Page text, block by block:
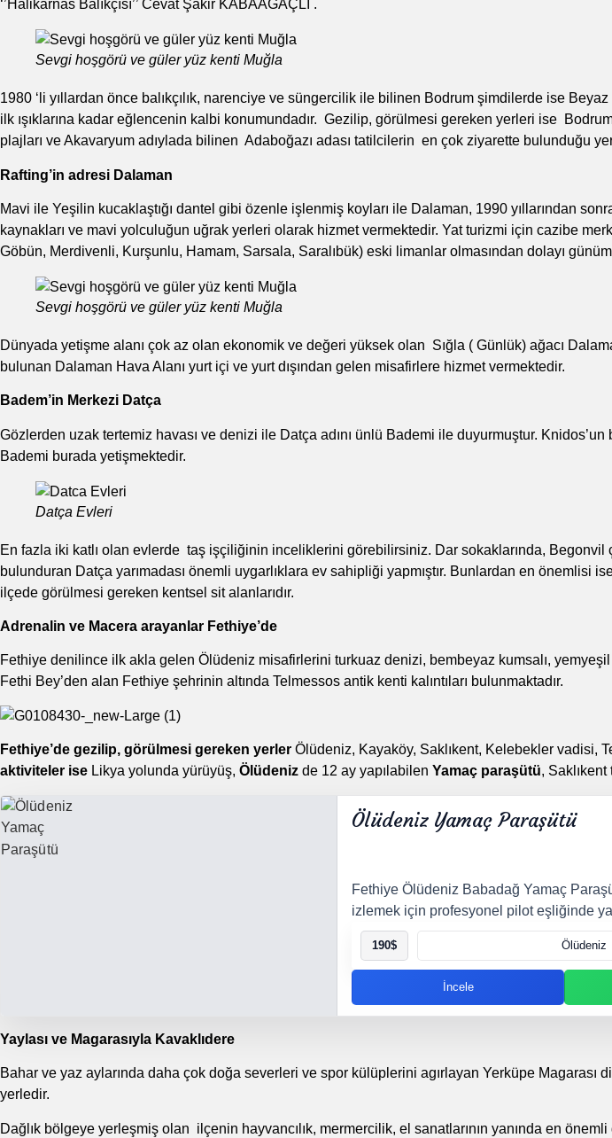
‘’Halikarnas Balıkçısı’’ Cevat Şakir KABAAĞAÇLI .
Sevgi hoşgörü ve güler yüz kenti Muğla
1980 ‘li yıllardan önce balıkçılık, narenciye ve süngercilik ile bilinen Bodrum şimdilerde ise
ilk ışıklarına kadar eğlencenin kalbi konumundadır. Gezilip, görülmesi gereken yerleri ise
plajları ve Akavaryum adıylada bilinen Adaboğazı adası tatilcilerin en çok ziyarette bulunduğu
Rafting’in adresi Dalaman
Mavi ile Yeşilin kucaklaştığı dantel gibi özenle işlenmiş koyları ile Dalaman, 1990 yıllarından
kaynakları ve mavi yolculuğun uğrak yerleri olarak hizmet vermektedir. Yat turizmi için cazibe
Göbün, Merdivenli, Kurşunlu, Hamam, Sarsala, Saralıbük) eski limanlar olmasından dolayı
Sevgi hoşgörü ve güler yüz kenti Muğla
Dünyada yetişme alanı çok az olan ekonomik ve değeri yüksek olan Sığla ( Günlük) ağacı
bulunan Dalaman Hava Alanı yurt içi ve yurt dışından gelen misafirlere hizmet vermektedir.
Badem’in Merkezi Datça
Gözlerden uzak tertemiz havası ve denizi ile Datça adını ünlü Bademi ile duyurmuştur.
Bademi burada yetişmektedir.
Datça Evleri
En fazla iki katlı olan evlerde taş işçiliğinin inceliklerini görebilirsiniz. Dar sokaklarında, Begonvil
bulunduran Datça yarımadası önemli uygarlıklara ev sahipliği yapmıştır. Bunlardan en
ilçede görülmesi gereken kentsel sit alanlarıdır.
Adrenalin ve Macera arayanlar Fethiye’de
Fethiye denilince ilk akla gelen Ölüdeniz misafirlerini turkuaz denizi, bembeyaz kumsalı,
Fethi Bey’den alan Fethiye şehrinin altında Telmessos antik kenti kalıntıları bulunmaktadır.
Fethiye’de gezilip, görülmesi gereken yerler Ölüdeniz, Kayaköy, Saklıkent, Kelebekler vadisi,
aktiviteler ise Likya yolunda yürüyüş, Ölüdeniz de 12 ay yapılabilen Yamaç paraşütü,
Ölüdeniz Yamaç Paraşütü
Fethiye Ölüdeniz Babadağ Yamaç
izlemek için profesyonel pilot eşliğinde
190$ Ölüdeniz
İncele
Yaylası ve Magarasıyla Kavaklıdere
Bahar ve yaz aylarında daha çok doğa severleri ve spor külüplerini agırlayan Yerküpe
yerledir.
Dağlık bölgeye yerleşmiş olan ilçenin hayvancılık, mermercilik, el sanatlarının yanında en